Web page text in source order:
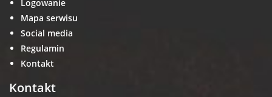
Logowanie
Mapa serwisu
Social media
Regulamin
Kontakt
Kontakt